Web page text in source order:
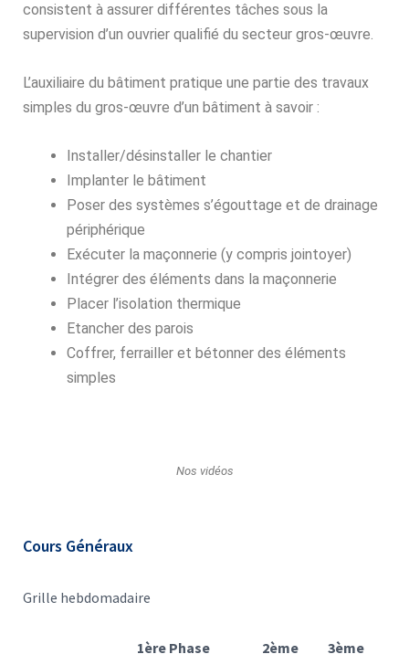
consistent à assurer différentes tâches sous la
supervision d’un ouvrier qualifié du secteur gros-œuvre.
L’auxiliaire du bâtiment pratique une partie des travaux
simples du gros-œuvre d’un bâtiment à savoir :
Installer/désinstaller le chantier
Implanter le bâtiment
Poser des systèmes s’égouttage et de drainage
périphérique
Exécuter la maçonnerie (y compris jointoyer)
Intégrer des éléments dans la maçonnerie
Placer l’isolation thermique
Etancher des parois
Coffrer, ferrailler et bétonner des éléments
simples
Nos vidéos
Cours Généraux
Grille hebdomadaire
1ère Phase 2ème 3ème